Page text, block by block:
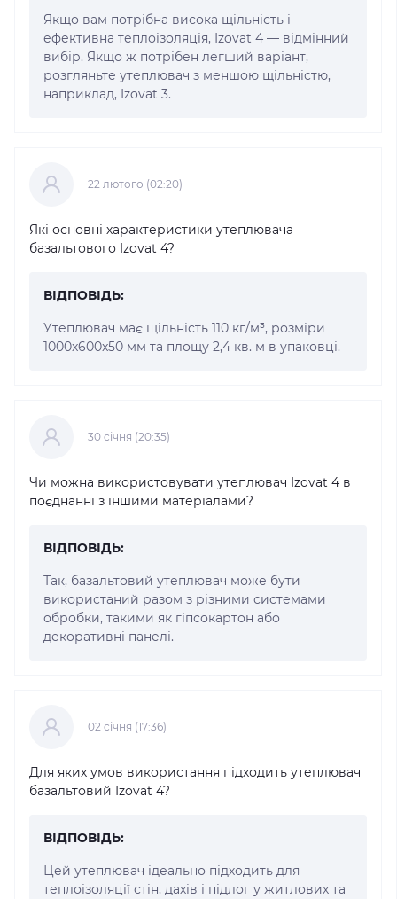
Якщо вам потрібна висока щільність і
ефективна теплоізоляція, Izovat 4 — відмінний
вибір. Якщо ж потрібен легший варіант,
розгляньте утеплювач з меншою щільністю,
наприклад, Izovat 3.
22 лютого (02:20)
Які основні характеристики утеплювача
базальтового Izovat 4?
ВІДПОВІДЬ:
Утеплювач має щільність 110 кг/м³, розміри
1000x600x50 мм та площу 2,4 кв. м в упаковці.
30 cічня (20:35)
Чи можна використовувати утеплювач Izovat 4 в
поєднанні з іншими матеріалами?
ВІДПОВІДЬ:
Так, базальтовий утеплювач може бути
використаний разом з різними системами
обробки, такими як гіпсокартон або
декоративні панелі.
02 cічня (17:36)
Для яких умов використання підходить утеплювач
базальтовий Izovat 4?
ВІДПОВІДЬ:
Цей утеплювач ідеально підходить для
теплоізоляції стін, дахів і підлог у житлових та